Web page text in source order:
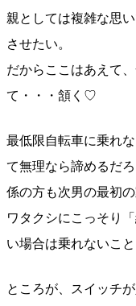
親としては複雑な思
させたい。
だからここはあえて
て・・・頷く♡
最低限自転車に乗れ
て無理なら諦めるだろ
係の方も次男の最初
ワタクシにこっそり
い場合は乗れないこ
ところが、スイッチ